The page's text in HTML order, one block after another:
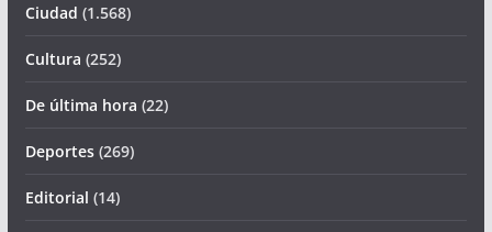
Ciudad (1.568)
Cultura (252)
De última hora (22)
Deportes(269)
Editorial (14)